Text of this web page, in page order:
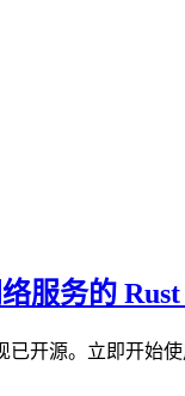
服务的 Rust
开源。立即开始使